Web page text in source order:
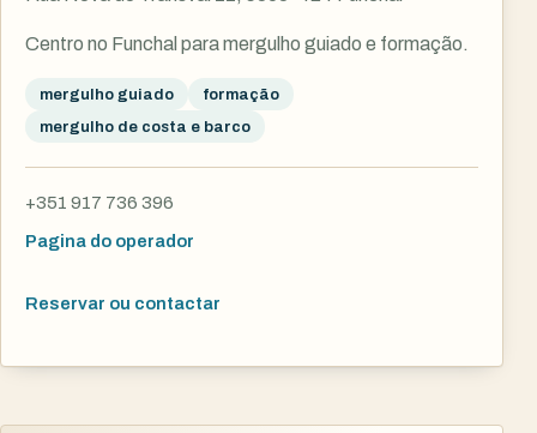
Centro no Funchal para mergulho guiado e formação.
mergulho guiado
formação
mergulho de costa e barco
+351 917 736 396
Pagina do operador
Reservar ou contactar